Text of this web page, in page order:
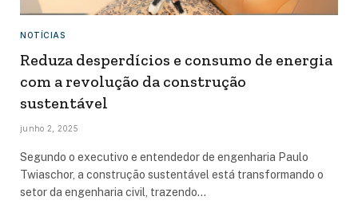
NOTÍCIAS
Reduza desperdícios e consumo de energia
com a revolução da construção
sustentável
junho 2, 2025
Segundo o executivo e entendedor de engenharia Paulo
Twiaschor, a construção sustentável está transformando o
setor da engenharia civil, trazendo…